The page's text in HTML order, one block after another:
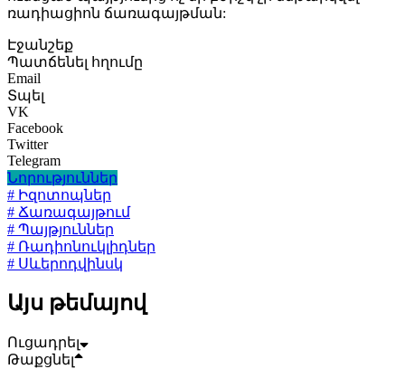
ռադիացիոն ճառագայթման:
Էջանշեք
Պատճենել հղումը
Email
Տպել
VK
Facebook
Twitter
Telegram
Նորություններ
# Իզոտոպներ
# Ճառագայթում
# Պայթյուններ
# Ռադիոնուկլիդներ
# Սևերոդվինսկ
Այս թեմայով
Ուցադրել
Թաքցնել